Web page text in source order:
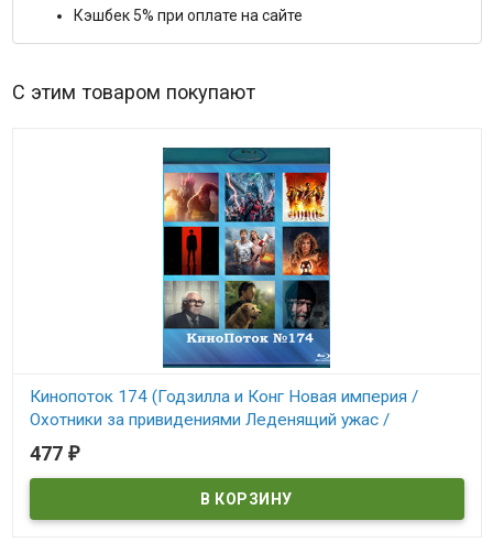
Кэшбек 5% при оплате на сайте
С этим товаром покупают
Кинопоток 174 (Годзилла и Конг Новая империя /
Охотники за привидениями Леденящий ужас /
Министерство неджентльменских дел / Манкимэн /
Каскадеры / Ат
477 ₽